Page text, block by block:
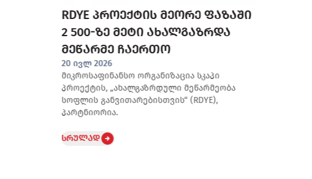
RDYE პროექტის მეორე ფაზაში
2 500-ზე მეტი ახალგაზრდა
მეწარმე ჩაერთო
20 ივლ 2026
მიკროსაფინანსო ორგანიზაცია სკაპი
პროექტის, „ახალგაზრდული მეწარმეობა
სოფლის განვითარებისთვის“ (RDYE),
პარტნიორია.
სრულად